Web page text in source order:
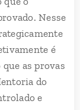
Nesse
é
as provas
do
e